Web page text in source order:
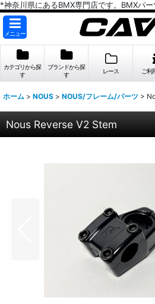
*神奈川県にあるBMX専門店です。BMXパ
メニュー
カテゴリから探
す
ブランドから探
す
レース ご利
ホーム > NOUS > NOUS/フレーム/パーツ >
Nous Reverse V2 Stem